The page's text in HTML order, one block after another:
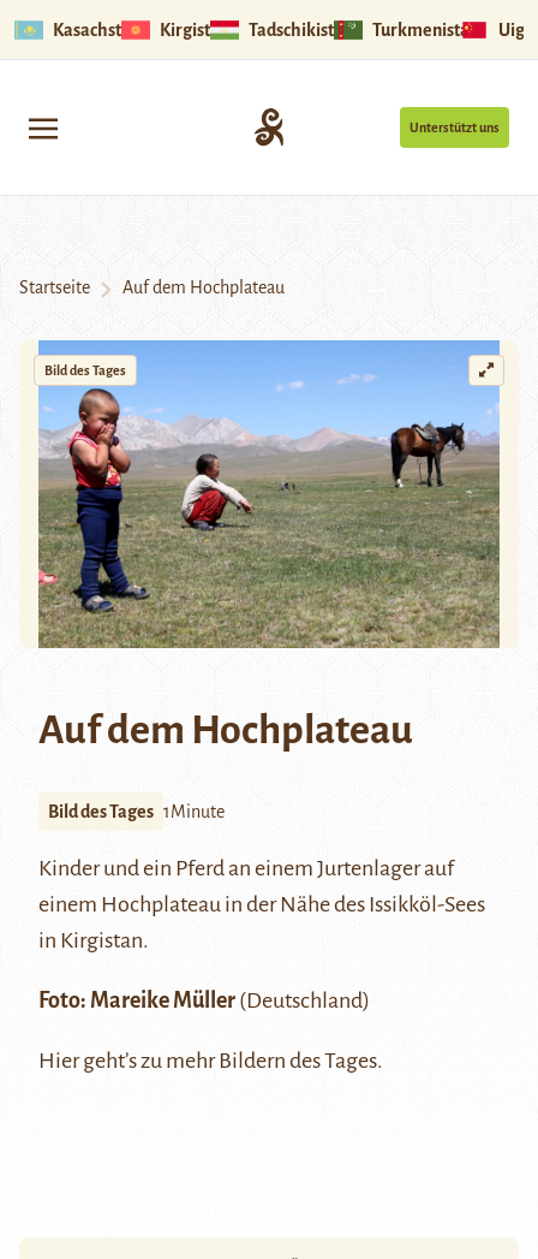
Kasachstan Kirgistan Tadschikistan Turkmenistan
Unterstützt uns
Startseite Auf dem Hochplateau
Bild des Tages
Auf dem Hochplateau
Bild des Tages 1Minute
Kinder und ein Pferd an einem Jurtenlager auf
einem Hochplateau in der Nähe des Issikköl -Sees
in Kirgistan.
Foto: Mareike Müller (Deutschland)
Hiergeht’s zu mehr Bildern des Tages.